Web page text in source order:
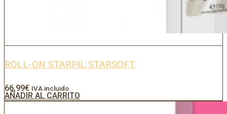
ROLL-ON STARPIL STARSOFT
66,99€ IVA incluido
AÑADIR AL CARRITO